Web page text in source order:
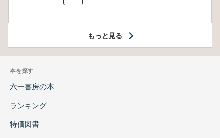
もっと見る
本を探す
六一書房の本
ランキング
特価図書